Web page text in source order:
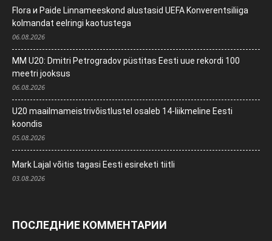
Flora и Paide Linnameeskond alustasid UEFA Konverentsiliiga
kolmandat eelringi kaotustega
06.08.2026
MM U20: Dmitri Petrogradov püstitas Eesti uue rekordi 100
meetri jooksus
06.08.2026
U20 maailmameistrivõistlustel osaleb 14-liikmeline Eesti
koondis
05.08.2026
Mark Lajal võitis tagasi Eesti esireketi tiitli
03.08.2026
ПОСЛЕДНИЕ КОММЕНТАРИИ